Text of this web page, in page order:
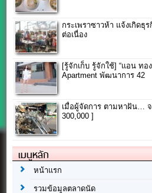
กระเพราซาวห้า แจ้งเกิดธุ
ต่อเนื่อง
[รู้จักเก็บ รู้จักใช้] “แอน ทอ
Apartment พัฒนาการ 42
เมื่อผู้จัดการ ตามหาฝัน…
300,000 ]
เมนูหลัก
หน้าแรก
รวมข้อมูลตลาดนัด